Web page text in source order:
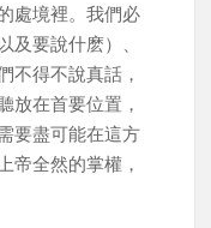
處境裡。我們必
及要說什麽）、
不得不說真話，
放在首要位置，
要盡可能在這方
帝全然的掌權，